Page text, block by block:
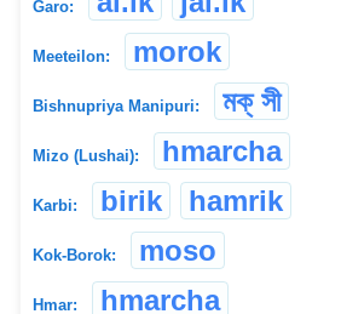
Garo:
Meeteilon: morok
Bishnupriya Manipuri: মক্ সী
Mizo (Lushai): hmarcha
Karbi: birik hamrik
Kok-Borok: moso
Hmar: hmarcha